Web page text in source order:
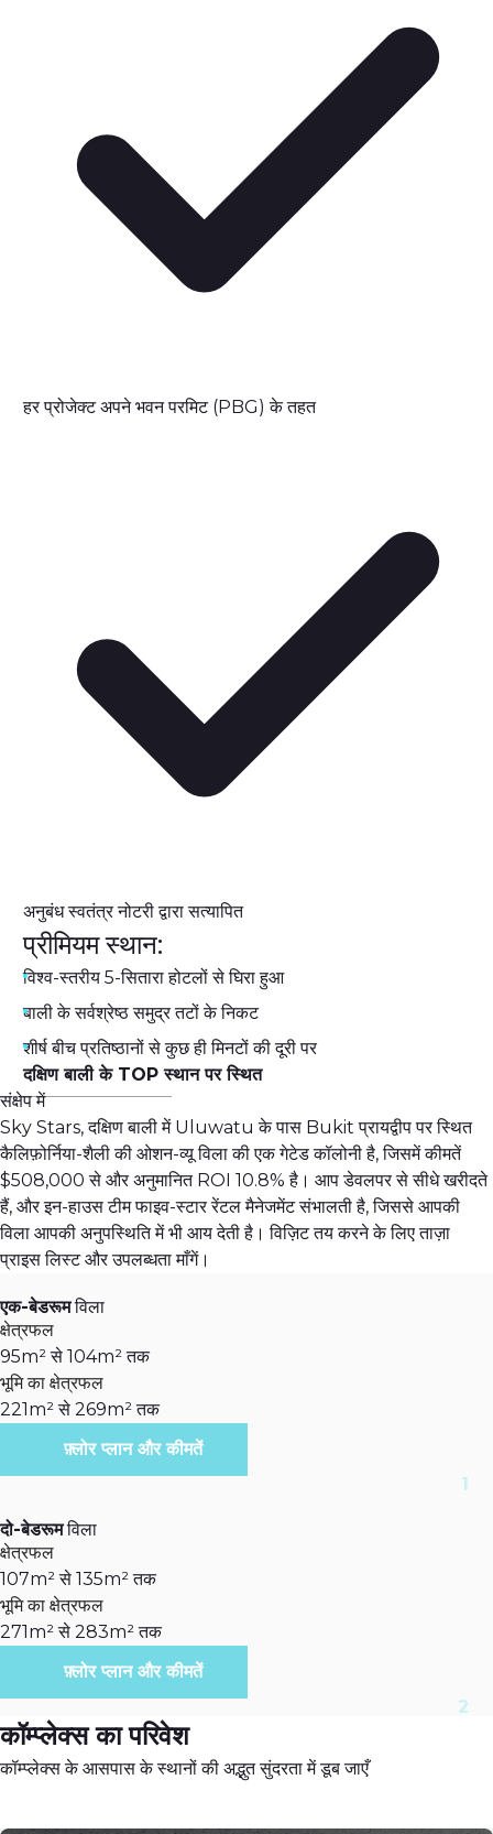
हर प्रोजेक्ट अपने भवन परमिट (PBG) के तहत
अनुबंध स्वतंत्र नोटरी द्वारा सत्यापित
प्रीमियम स्थान:
विश्व-स्तरीय 5-सितारा होटलों से घिरा हुआ
बाली के सर्वश्रेष्ठ समुद्र तटों के निकट
शीर्ष बीच प्रतिष्ठानों से कुछ ही मिनटों की दूरी पर
दक्षिण बाली के TOP स्थान पर स्थित
संक्षेप में
Sky Stars, दक्षिण बाली में Uluwatu के पास Bukit प्रायद्वीप पर स्थित
कैलिफ़ोर्निया-शैली की ओशन-व्यू विला की एक गेटेड कॉलोनी है, जिसमें कीमतें
$508,000 से और अनुमानित ROI 10.8% है। आप डेवलपर से सीधे खरीदते
हैं, और इन-हाउस टीम फाइव-स्टार रेंटल मैनेजमेंट संभालती है, जिससे आपकी
विला आपकी अनुपस्थिति में भी आय देती है। विज़िट तय करने के लिए ताज़ा
प्राइस लिस्ट और उपलब्धता माँगें।
एक-बेडरूमविला
क्षेत्रफल
95m² से 104m² तक
भूमि का क्षेत्रफल
221m² से 269m² तक
फ़्लोर प्लान और कीमतें
दो-बेडरूमविला
क्षेत्रफल
107m² से 135m² तक
भूमि का क्षेत्रफल
271m² से 283m² तक
फ़्लोर प्लान और कीमतें
कॉम्प्लेक्स का परिवेश
कॉम्प्लेक्स के आसपास के स्थानों की अद्भुत सुंदरता में डूब जाएँ